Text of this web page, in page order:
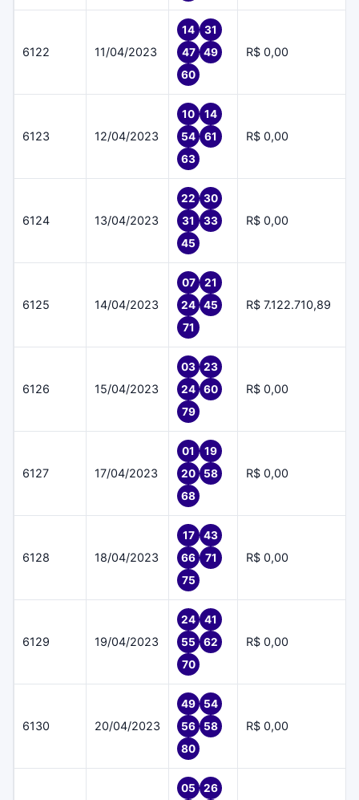
6122 11/04/2023
14
31
47
49
60
R$ 0,00
6123 12/04/2023
10
14
54
61
63
R$ 0,00
6124 13/04/2023
22
30
31
33
45
R$ 0,00
6125 14/04/2023
07
21
24
45
71
R$ 7.122.710,89
6126 15/04/2023
03
23
24
60
79
R$ 0,00
6127 17/04/2023
01
19
20
58
68
R$ 0,00
6128 18/04/2023
17
43
66
71
75
R$ 0,00
6129 19/04/2023
24
41
55
62
70
R$ 0,00
6130 20/04/2023
49
54
56
58
80
R$ 0,00
05 26